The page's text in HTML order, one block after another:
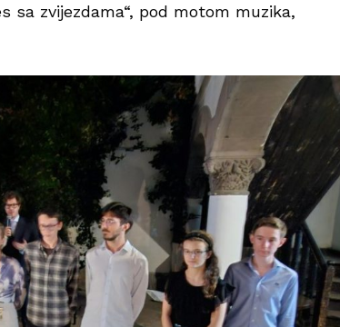
sa zvijezdama“, pod motom muzika,